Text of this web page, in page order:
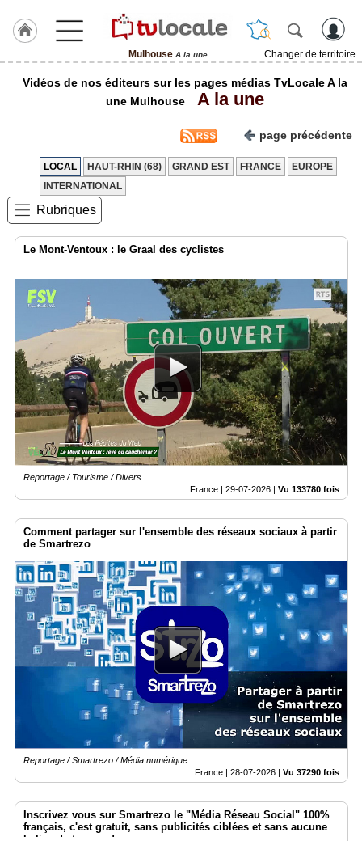
Mulhouse A la une
Changer de territoire
J'adhère
TvLocale
France
Accueil
Agenda
Vidéos
Médias
du
groupe
Blogs
Prémium
annuaire
Accès
Vidéos de nos éditeurs sur les pages médias TvLocale A la
une Mulhouse
A la une
page précédente
LOCAL HAUT-RHIN (68) GRAND EST FRANCE
EUROPE
INTERNATIONAL
Rubriques
Le Mont-Ventoux : le Graal des cyclistes
Reportage / Tourisme / Divers
France | 29-07-2026 Vu 133780 fois
Comment partager sur l'ensemble des réseaux sociaux à partir
de Smartrezo
Reportage / Smartrezo / Média numérique
France | 28-07-2026 | Vu 37290 fois
Inscrivez vous sur Smartrezo le "Média Réseau Social" 100%
français, c'est gratuit, sans publicités ciblées et sans aucune